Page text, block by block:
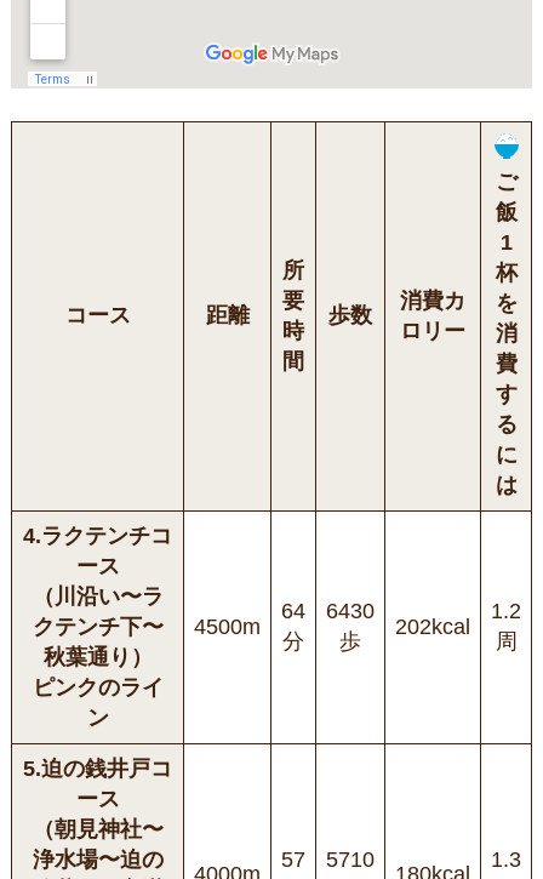
コース 距離
所
要
時
間
歩数
消費カ
ロリー
ご
飯
1
杯
を
消
費
す
る
に
は
4.ラクテンチコ
ース
（川沿い〜ラ
クテンチ下〜
秋葉通り）
ピンクのライ
ン
4500m
64
分
6430
歩
202kcal
1.2
周
5.迫の銭井戸コ
ース
（朝見神社〜
浄水場〜迫の
57
5710
1.3